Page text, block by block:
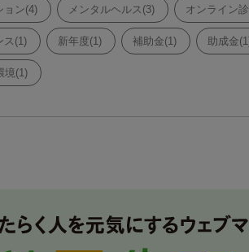
ョン(4) メンタルヘルス(3) オンライン
ス(1) 新年度(1) 補助金(1) 助成金
境(1)